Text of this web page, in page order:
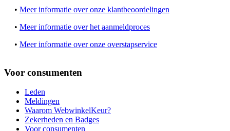
• Meer informatie over onze klantbeoordelingen
• Meer informatie over het aanmeldproces
• Meer informatie over onze overstapservice
Voor consumenten
Leden
Meldingen
Waarom WebwinkelKeur?
Zekerheden en Badges
Voor consumenten